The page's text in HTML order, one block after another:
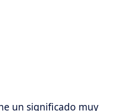
un significado muy